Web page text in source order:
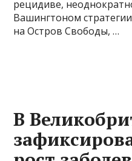
рецидиве,
Вашингтоном
на Остров Свободы, …
В